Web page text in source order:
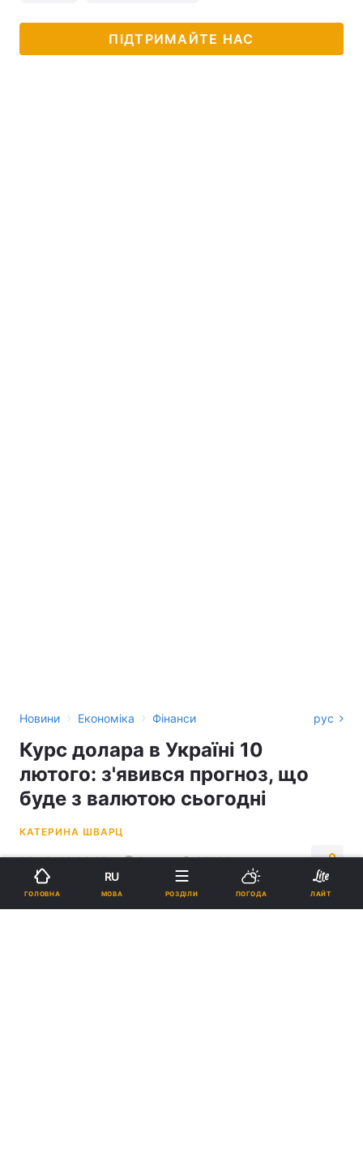
ПІДТРИМАЙТЕ НАС
Новини › Економіка › Фінанси рус
Курс долара в Україні 10
лютого: з'явився прогноз, що
буде з валютою сьогодні
КАТЕРИНА ШВАРЦ
05:45, 09.02.25 2 хв. 37796
Підпишіться на нас в Google
ГОЛОВНА
RU
МОВА РОЗДІЛИ ПОГОДА ЛАЙТ